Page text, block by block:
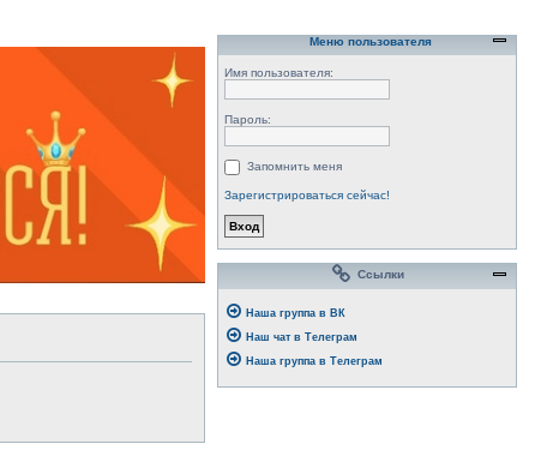
Меню пользователя
Имя пользователя:
Пароль:
Запомнить меня
Зарегистрироваться сейчас!
Ссылки
Наша группа в ВК
Наш чат в Телеграм
Наша группа в Телеграм